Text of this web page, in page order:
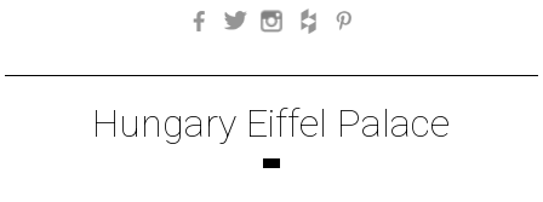
Facebook
TwitterInstagram
Houzz
Hungary Eiffel Palace